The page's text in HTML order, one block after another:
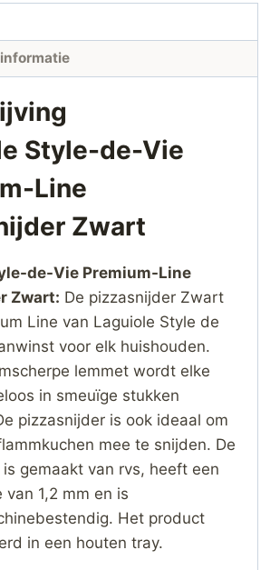
Style-de-Vie
Line
Zwart
de-Vie Premium-Line
Zwart: De pizzasnijder Zwart
Line van Laguiole Style de
voor elk huishouden.
lemmet wordt elke
in smeuïge stukken
pizzasnijder is ook ideaal om
mee te snijden. De
gemaakt van rvs, heeft een
1,2 mm en is
Het product
in een houten tray.